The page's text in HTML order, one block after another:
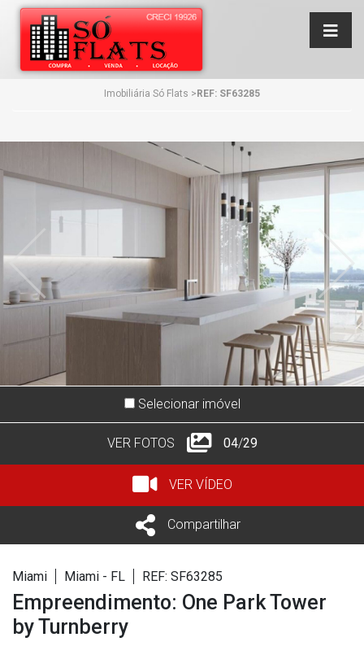
Imobiliária Só Flats >REF: SF63285
Anterior
Selecionar imóvel
VER FOTOS 05/29
VER VÍDEO
Compartilhar
Miami Miami - FL REF: SF63285
Empreendimento: One Park Tower
by Turnberry